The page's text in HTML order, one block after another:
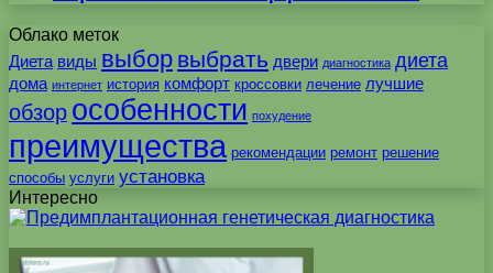
Облако меток
Диета виды выбор выбрать двери диагностика диета
дома интернет история комфорт кроссовки лечение лучшие
обзор особенности похудение
преимущества рекомендации ремонт решение
способы услуги установка
Интересно